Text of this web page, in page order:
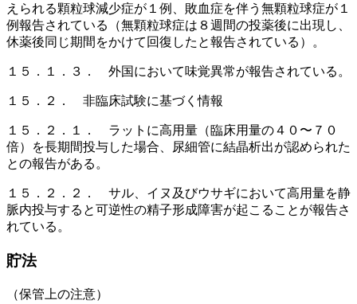
えられる顆粒球減少症が１例、敗血症を伴う無顆粒球症が１
例報告されている（無顆粒球症は８週間の投薬後に出現し、
休薬後同じ期間をかけて回復したと報告されている）。
１５．１．３． 外国において味覚異常が報告されている。
１５．２． 非臨床試験に基づく情報
１５．２．１． ラットに高用量（臨床用量の４０〜７０
倍）を長期間投与した場合、尿細管に結晶析出が認められた
との報告がある。
１５．２．２． サル、イヌ及びウサギにおいて高用量を静
脈内投与すると可逆性の精子形成障害が起こることが報告さ
れている。
貯法
（保管上の注意）